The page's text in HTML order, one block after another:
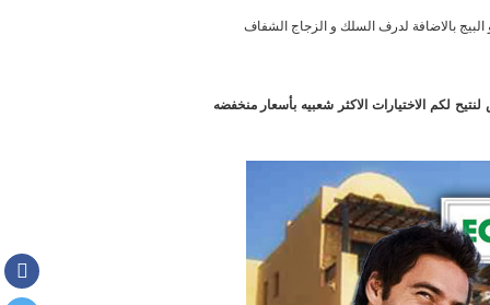
البيج بالاضافة لدرف السلك و الزجاج الشفاف
لكم الاختيارات الاكثر شعبيه بأسعار منخفضه